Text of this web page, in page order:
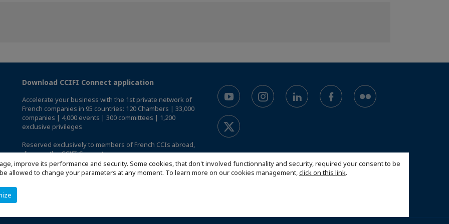
improve its performance and security. Some cookies, that don't involved functionnality and security, required your consent to be
allowed to change your parameters at any moment. To learn more on our cookies management,click on this link.
Download CCIFI Connect application
Accelerate your business with the 1st private network of
French companies in 95 countries: 120 Chambers | 33,000
companies | 4,000 events | 300 committees | 1,200
exclusive privileges
Reserved exclusively to members of French CCIs abroad,
discover the CCIFI Connect app.